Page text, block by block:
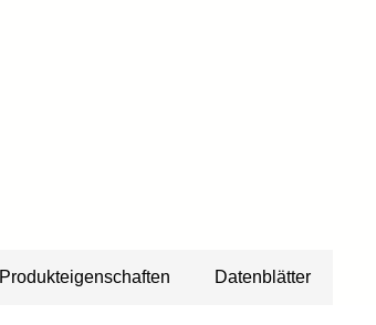
Produkteigenschaften Datenblätter